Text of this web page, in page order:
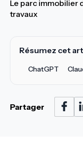
Le parc immobilier
travaux
Résumez cet
ChatGPT
Partager